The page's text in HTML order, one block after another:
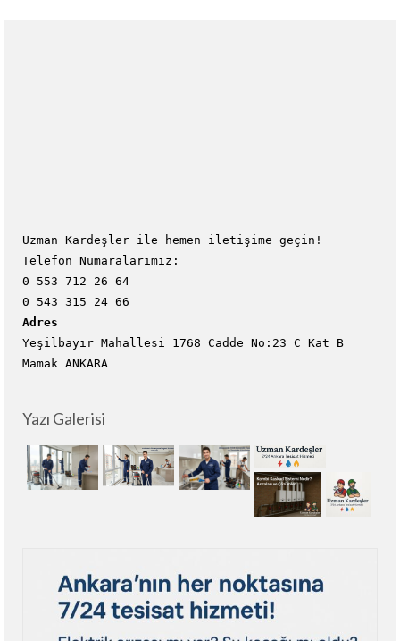
Uzman Kardeşler ile hemen iletişime geçin!
Telefon Numaralarımız:
0 553 712 26 64
0 543 315 24 66
Adres
Yeşilbayır Mahallesi 1768 Cadde No:23 C Kat B
Mamak ANKARA
Yazı Galerisi